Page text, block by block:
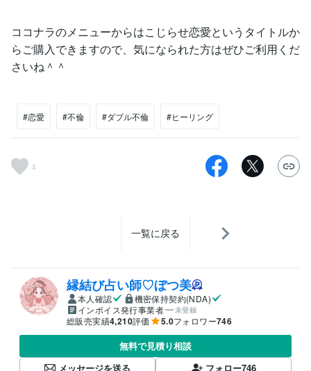
ココナラのメニューからはこじらせ恋愛というタイトルか
らご購入できますので、気になられた方はぜひご利用くだ
さいね＾＾
#恋愛 #不倫 #ダブル不倫 #ヒーリング
4
一覧に戻る
縁結び占い師♡ぼつ美
本人確認
機密保持契約(NDA)
インボイス発行事業者
未登録
総販売実績4,210評価 5.0フォロワー746
無料で見積り相談
メッセージを送る
フォロー746